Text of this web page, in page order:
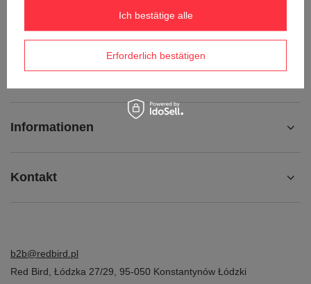
Informationen
Kontakt
b2b@redbird.pl
Red Bird Łódzka 27/29 95-050 Konstantynów Łódzki
Erforderlich bestätigen
Ich bestätige alle